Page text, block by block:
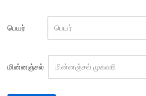
பெயர்
மின்னஞ்சல்